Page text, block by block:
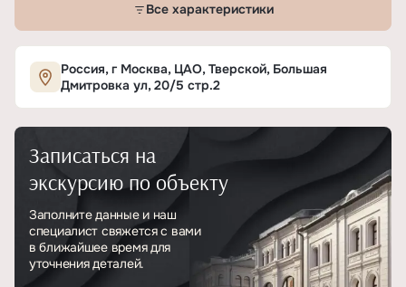
Все характеристики
Характеристики ЖК «Большая Дмитровка,
ТипЖК
Класс проекта
Этажность 5
Отделка Без отделки
Россия, г Москва, ЦАО, Тверской, Большая
Дмитровка ул, 20/5 стр.2
Записаться на
экскурсию по объекту
Заполните данные и наш
специалист свяжется с вами
в ближайшее время для
уточнения деталей.